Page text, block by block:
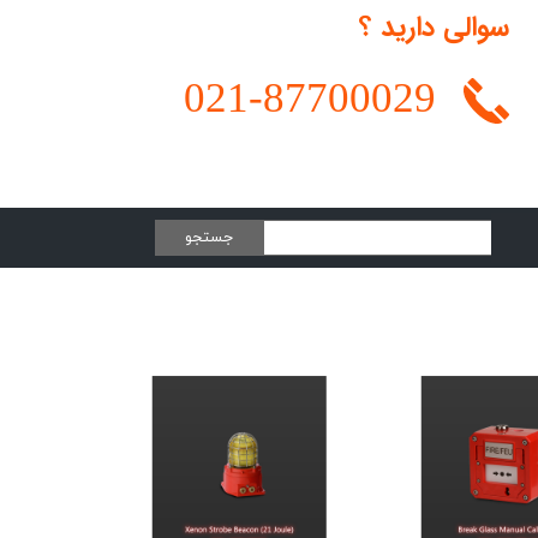
سوالی دارید ؟
021-87700029
جستجو